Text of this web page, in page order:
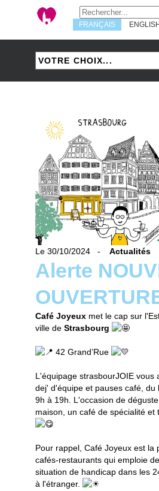
FRANÇAIS ENGLISH
Le 30/10/2024 - Actualités
Alerte
Café Joyeux met le cap sur
ville de Strasbourg
42 Grand’Rue
L'équipage strasbourJOIE vous
dej' d'équipe et pauses café, du
9h à 19h. L'occasion de
maison, un café de spécialité et
Pour rappel, Café Joyeux est la
cafés-restaurants qui emploie
situation de handicap dans les
à l'étranger.